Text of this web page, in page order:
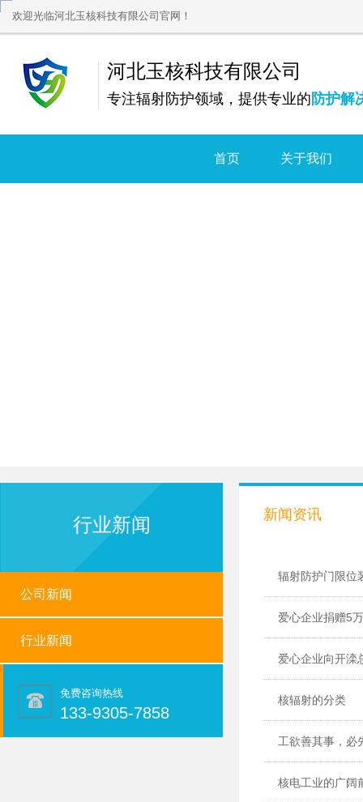
欢迎光临河北玉核科技有限公司官网！
河北玉核科技有限公司
专注辐射防护领域，提供专业的 防护解
首页 关于我们
行业新闻
公司新闻
行业新闻
免费咨询热线
133-9305-7858
新闻资讯
辐射防护门限位
爱心企业捐赠5
爱心企业向开滦
核辐射的分类
工欲善其事，必
核电工业的广阔